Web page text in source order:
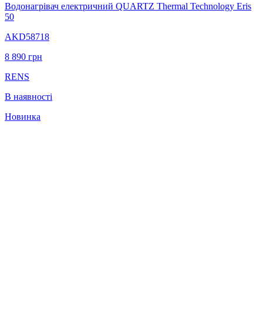
Водонагрівач електричний QUARTZ Thermal Technology Eris
50
AKD58718
8 890 грн
RENS
В наявності
Новинка